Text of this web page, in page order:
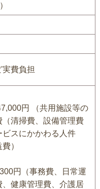
費負担
円 （共用施設等の
清掃費、設備管理費
スにかかわる人件
）
円（事務費、日常運
健康管理費、介護居